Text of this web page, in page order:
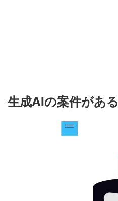
生成AIの案件がある